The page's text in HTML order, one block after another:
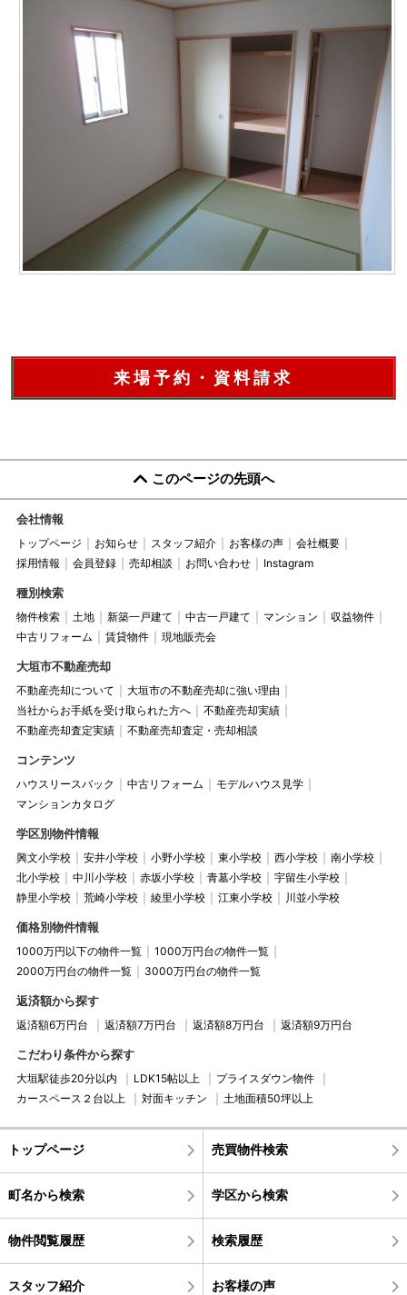
来場予約・資料請求
このページの先頭へ
会社情報
トップページ お知らせ スタッフ紹介 お客様の声
会社概要
採用情報
会員登録 売却相談 お問い合わせ Instagram
種別検索
物件検索 土地 新築一戸建て 中古一戸建て マンション
収益物件
中古リフォーム
賃貸物件 現地販売会
大垣市不動産売却
不動産売却について
大垣市の不動産売却に強い理由
当社からお手紙を受け取られた方へ
不動産売却実績
不動産売却査定実績
不動産売却査定・売却相談
コンテンツ
ハウスリースバック 中古リフォーム
モデルハウス見学
マンションカタログ
学区別物件情報
興文小学校 安井小学校 小野小学校 東小学校 西小学校
南小学校
北小学校
中川小学校 赤坂小学校 青墓小学校
宇留生小学校
静里小学校
荒崎小学校 綾里小学校 江東小学校 川並小学校
価格別物件情報
1000万円以下の物件一覧
1000万円台の物件一覧
2000万円台の物件一覧
3000万円台の物件一覧
返済額から探す
返済額6万円台 返済額7万円台 返済額8万円台 返済額9万円台
こだわり条件から探す
大垣駅徒歩20分以内 LDK15帖以上
プライスダウン物件
カースペース２台以上
対面キッチン 土地面積50坪以上
トップページ 売買物件検索
町名から検索 学区から検索
物件閲覧履歴 検索履歴
スタッフ紹介 お客様の声